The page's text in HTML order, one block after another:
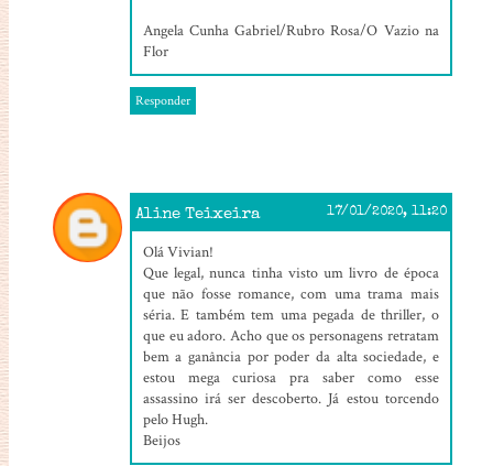
Angela Cunha Gabriel/Rubro Rosa/O Vazio na
Flor
Responder
Aline Teixeira 17/01/2020, 11:20
Olá Vivian!
Que legal, nunca tinha visto um livro de época
que não fosse romance, com uma trama mais
séria. E também tem uma pegada de thriller, o
que eu adoro. Acho que os personagens retratam
bem a ganância por poder da alta sociedade, e
estou mega curiosa pra saber como esse
assassino irá ser descoberto. Já estou torcendo
pelo Hugh.
Beijos